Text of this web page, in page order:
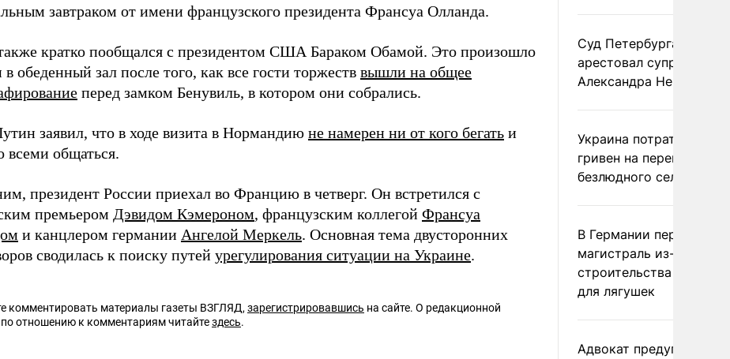
завтраком от имени французского президента Франсуа Олланда.
кратко пообщался с президентом США Бараком Обамой. Это произошло
обеденный зал после того, как все гости торжеств вышли на общее
перед замком Бенувиль, в котором они собрались.
заявил, что в ходе визита в Нормандию не намерен ни от кого бегать и
всеми общаться.
президент России приехал во Францию в четверг. Он встретился с
премьером Дэвидом Кэмероном, французским коллегой Франсуа
и канцлером германии Ангелой Меркель. Основная тема двусторонних
сводилась к поиску путей урегулирования ситуации на Украине.
комментировать материалы газеты ВЗГЛЯД, зарегистрировавшись на сайте. О редакционной
по отношению к комментариям читайтездесь.
Суд Петербурга заочно
арестовал супругу
Александра Невзорова
Украина потратила 1
гривен на
безлюдного села
В Германии перекрыли
магистраль из-за
строительства
для лягушек
Адвокат предупредил